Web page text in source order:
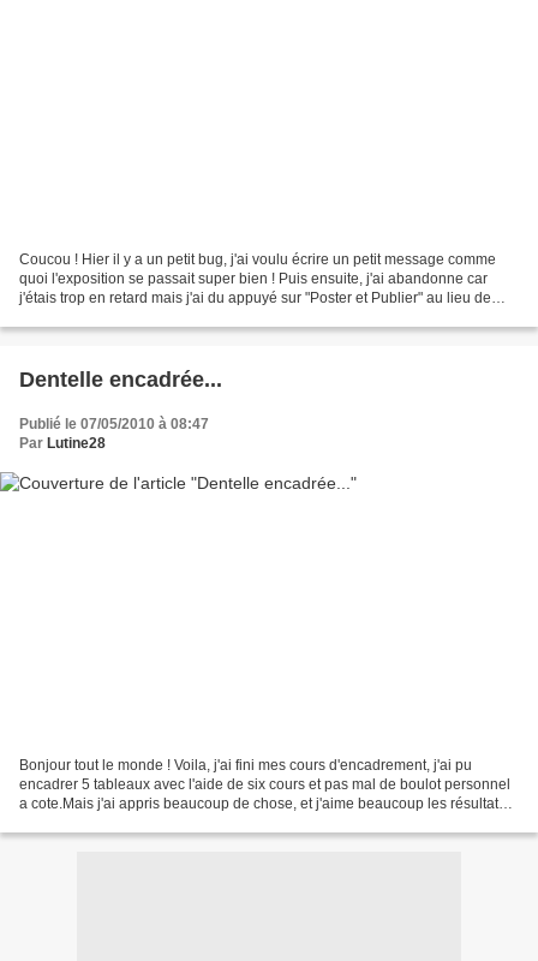
Coucou ! Hier il y a un petit bug, j'ai voulu écrire un petit message comme
quoi l'exposition se passait super bien ! Puis ensuite, j'ai abandonne car
j'étais trop en retard mais j'ai du appuyé sur "Poster et Publier" au lieu de
Dentelle encadrée...
Publié le 07/05/2010 à 08:47
Par Lutine28
Bonjour tout le monde ! Voila, j'ai fini mes cours d'encadrement, j'ai pu
encadrer 5 tableaux avec l'aide de six cours et pas mal de boulot personnel
a cote.Mais j'ai appris beaucoup de chose, et j'aime beaucoup les résultats...